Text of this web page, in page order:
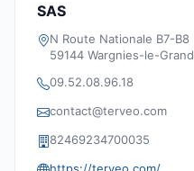
SAS
N Route Nationale B7-B8
59144 Wargnies-le-Grand
09.52.08.96.18
contact@terveo.com
82469234700035